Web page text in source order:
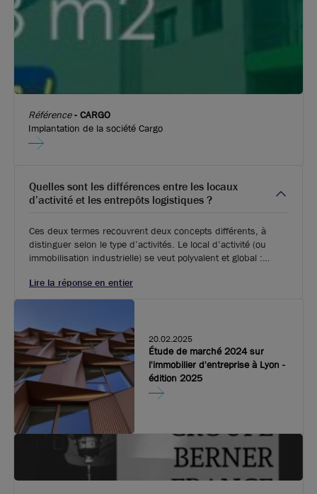
A louer - Bâtiment industriel clef en main équipé de
ponts roulants - Meyzieu
Nous consulter
Photos (4 )
A louer - Local d'activités sur un terrain clos de 1700
m² avec une porte sectionnelle - Meyzieu
490 m²non divisibles
82€ m²/an HT HC
Référence- CARGO
Implantation de la société Cargo
Quelles sont les différences entre les locaux
d’activité et les entrepôts logistiques ?
Ces deux termes recouvrent deux concepts différents, à
distinguer selon le type d’activités. Le local d’activité (ou
immobilisation industrielle) se veut polyvalent et global :
ou PME) s’y déroule, de la partie production jusqu’à la
transformation, travaux divers et stock de biens, mais aussi
occupée). Généralement situés en zone périurbaine et d’une
surface variable selon les besoins.
Lire la réponse en entier
20.02.2025
Étude de marché 2024 sur
l'immobilier d'entreprise à Lyon -
édition 2025